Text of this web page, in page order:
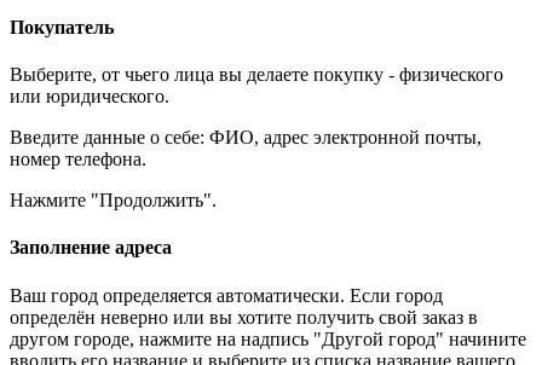
Покупатель
Выберите, от чьего лица вы делаете покупку - физического
или юридического.
Введите данные о себе: ФИО, адрес электронной почты,
номер телефона.
Нажмите "Продолжить".
Заполнение адреса
Ваш город определяется автоматически. Если город
определён неверно или вы хотите получить свой заказ в
другом городе, нажмите на надпись "Другой город" начините
вводить его название и выберите из списка название вашего